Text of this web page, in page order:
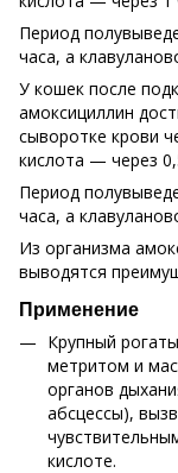
Период
часа, а
У кошек после
амоксициллин
сыворотке крови
кислота — через
Период
часа, а
Из организма
выводятся
Применение
Крупный
метритом и
органов
абсцессы),
кислоте.